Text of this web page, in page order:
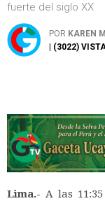
fuerte del siglo XX
POR KAREN
| (3022)
Lima.- A las